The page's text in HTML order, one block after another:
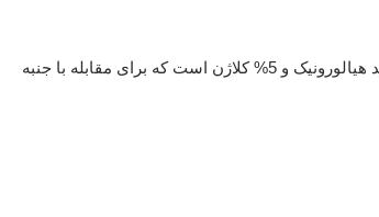
اوج نوآوری درماتولوژیک را با سرم مراقبت از پوست هیالورونیک اسید و کلاژن ضد پیری Maru.derm رها کنید. این ویال 30 میلی لیتری دارای ترکیبی دقیق از 2% اسید هیالورونیک و 5% کلاژن است که برای مقابله با جنبه